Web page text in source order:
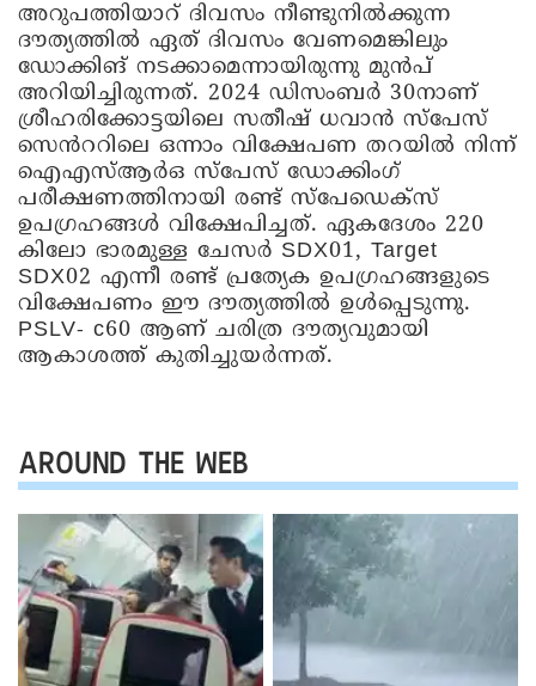
അറുപത്തിയാറ് ദിവസം നീണ്ടുനിൽക്കുന്ന
ദൗത്യത്തിൽ ഏത് ദിവസം വേണമെങ്കിലും
ഡോക്കിങ് നടക്കാമെന്നായിരുന്നു മുൻപ്
അറിയിച്ചിരുന്നത്. 2024 ഡിസംബർ 30നാണ്
ശ്രീഹരിക്കോട്ടയിലെ സതീഷ് ധവാൻ സ്പേസ്
സെൻററിലെ ഒന്നാം വിക്ഷേപണ തറയിൽ നിന്ന്
ഐഎസ്ആർഒ സ്പേസ് ഡോക്കിംഗ്
പരീക്ഷണത്തിനായി രണ്ട് സ്പേഡെക്‌സ്
ഉപഗ്രഹങ്ങൾ വിക്ഷേപിച്ചത്. ഏകദേശം 220
കിലോ ഭാരമുള്ള ചേസർ SDX01, Target
SDX02 എന്നീ രണ്ട് പ്രത്യേക ഉപഗ്രഹങ്ങളുടെ
വിക്ഷേപണം ഈ ദൗത്യത്തിൽ ഉൾപ്പെടുന്നു.
PSLV- c60 ആണ് ചരിത്ര ദൗത്യവുമായി
ആകാശത്ത് കുതിച്ചുയർന്നത്.
AROUND THE WEB